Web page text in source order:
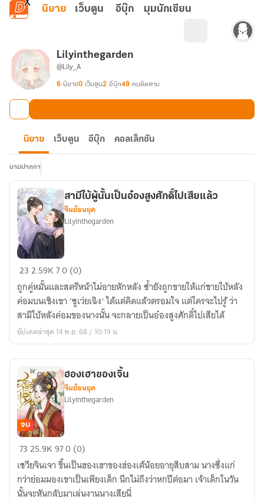
ข้ามไปยังเนื้อหาหลัก
นิยาย เว็บตูน อีบุ๊ก มุมนักเขียน
Lilyinthegarden
@Lily_A
6 นิยาย0 เว็บตูน2 อีบุ๊ก49 คนติดตาม
นิยาย เว็บตูน อีบุ๊ก คอลเล็กชัน
นามปากกา
สามี
ผู้
นั้น
เป็น
อ๋อง
ไป
เสีย
แล้ว
สามีใบ้ผู้นั้นเป็นอ๋องสูงศักดิ์ไปเสียแล้ว
จีนย้อนยุค
Lilyinthegarden
232.59K70 (0)
ถูกคู่หมั้นและสตรีหน้าไม่อายหักหลัง ซ้ำยังถูกขายให้แก่ชายใบ้หลัง
ค่อมบนเชิงเขา ’ซูเว่ยเฉิง‘ ได้แต่คิดแล้วตรอมใจ แต่ใครจะไปรู้ ว่า
สามีใบ้หลังค่อมของนางนั้น จะกลายเป็นอ๋องสูงศักดิ์ไปเสียได้
อัปเดตล่าสุด 14 พ.ย. 68 / 10:19 น.
ฮองเฮา
ของ
เจิ้น
จบ
ฮองเฮาของเจิ้น
จีนย้อนยุค
Lilyinthegarden
7325.9K970 (0)
เซวียจินเจา ขึ้นเป็นฮองเฮาของฮ่องเต้น้อยอายุสิบสาม นางซึ่งแก่
กว่าย่อมมองเขาเป็นเพียงเด็ก นึกไม่ถึงว่าหกปีต่อมา เจ้าเด็กในวัน
นั้นจะหันกลับมาเล่นงานนางเสียนี่